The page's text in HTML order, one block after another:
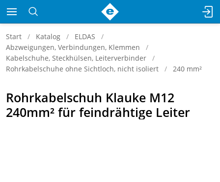
Start Katalog
ELDAS
Abzweigungen, Verbindungen, Klemmen
Kabelschuhe, Steckhülsen, Leiterverbinder
Rohrkabelschuhe ohne Sichtloch, nicht isoliert
240 mm²
Rohrkabelschuh Klauke M12
240mm² für feindrähtige Leiter